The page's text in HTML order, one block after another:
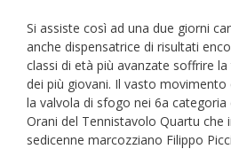
Si assiste così ad una due giorni
anche dispensatrice di risultati
classi di età più avanzate soffrire
dei più giovani. Il vasto movimento
la valvola di sfogo nei 6a
Orani del Tennistavolo Quartu che
sedicenne marcozziano Filippo